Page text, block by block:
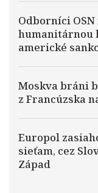
Odborníci
humanitárnou
americké
Moskva bráni
z Francúzska
Europol
sieťam, cez
Západ